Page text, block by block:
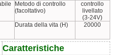
Metodo di controllo
(facoltativo)
controllo
livellato
(3-24V)
Durata della vita (H) 20000
Caratteristiche